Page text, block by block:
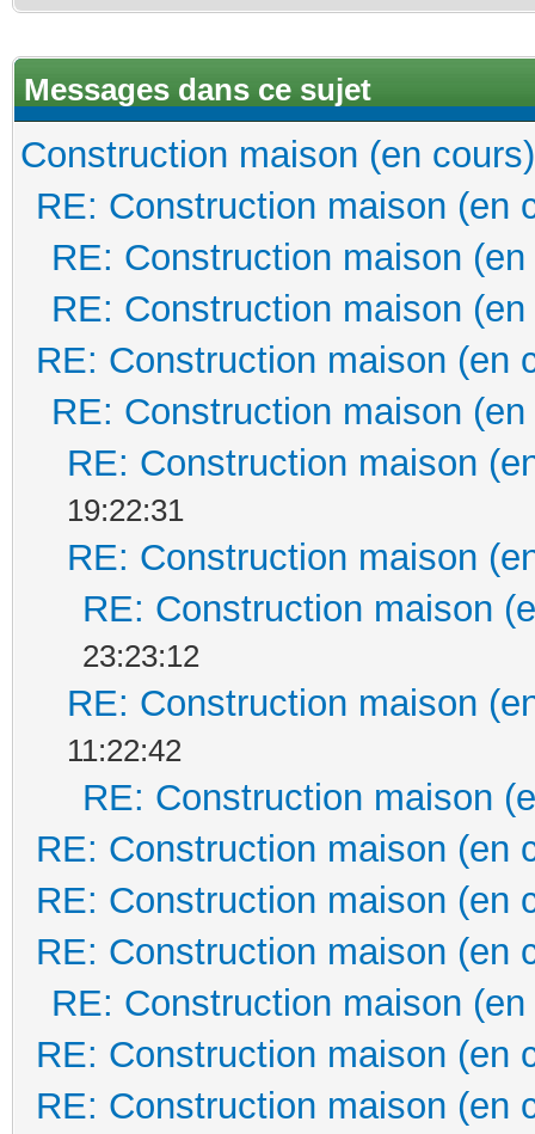
Messages dans ce sujet
Construction maison (en cours)
RE: Construction maison (en
RE: Construction maison
RE: Construction maison
RE: Construction maison (en
RE: Construction maison
RE: Construction maison
19:22:31
RE: Construction maison
RE: Construction maison
23:23:12
RE: Construction maison
11:22:42
RE: Construction maison
RE: Construction maison (en
RE: Construction maison (en
RE: Construction maison (en
RE: Construction maison
RE: Construction maison (en
RE: Construction maison (en